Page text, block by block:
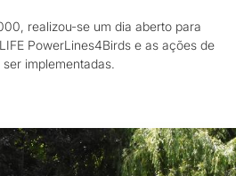
realizou-se um dia aberto para
PowerLines4Birds e as ações de
implementadas.